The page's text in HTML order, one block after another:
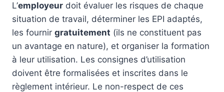
L’employeur doit évaluer les risques de chaque
situation de travail, déterminer les EPI adaptés,
les fournir gratuitement (ils ne constituent pas
un avantage en nature), et organiser la formation
à leur utilisation. Les consignes d’utilisation
doivent être formalisées et inscrites dans le
règlement intérieur. Le non-respect de ces